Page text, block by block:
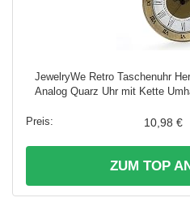
JewelryWe Retro Taschenuhr
Analog Quarz Uhr mit Kette
10,98 €
ZUM TOP